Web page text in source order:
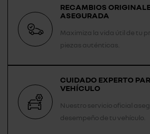
RECAMBIOS
ASEGURADA
Maximiza la vida útil de tu
piezas auténticas.
CUIDADO EXPERTO
VEHÍCULO
Nuestro servicio oficial
desempeño de tu vehículo.